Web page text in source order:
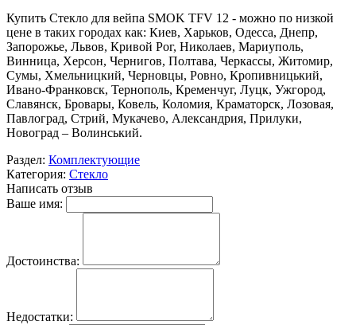
Купить Стекло для вейпа SMOK TFV 12 - можно по низкой
цене в таких городах как: Киев, Харьков, Одесса, Днепр,
Запорожье, Львов, Кривой Рог, Николаев, Мариуполь,
Винница, Херсон, Чернигов, Полтава, Черкассы, Житомир,
Сумы, Хмельницкий, Черновцы, Ровно, Кропивницький,
Ивано-Франковск, Тернополь, Кременчуг, Луцк, Ужгород,
Славянск, Бровары, Ковель, Коломия, Краматорск, Лозовая,
Павлоград, Стрий, Мукачево, Александрия, Прилуки,
Новоград – Волинський.
Раздел: Комплектующие
Категория: Стекло
Написать отзыв
Ваше имя:
Достоинства:
Недостатки: